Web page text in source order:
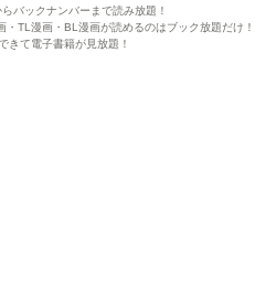
バックナンバーまで読み放題！
・TL漫画・BL漫画が読めるのはブック放題だけ！
きて電子書籍が見放題！